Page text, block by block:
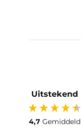
Uitstekend
4,7 Gemiddeld